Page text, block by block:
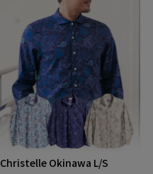
Christelle Okinawa L/S